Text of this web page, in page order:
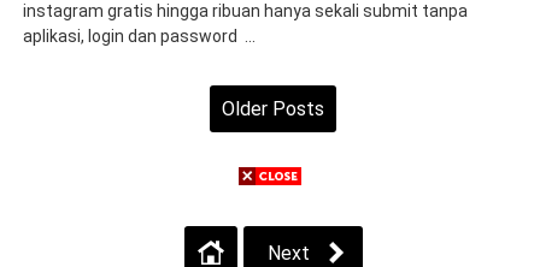
instagram gratis hingga ribuan hanya sekali submit tanpa
aplikasi, login dan password ...
Older Posts
Next